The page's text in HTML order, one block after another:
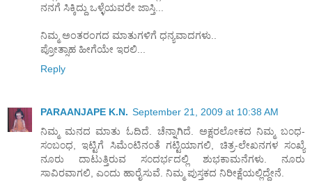
ನನಗೆ ಸಿಕ್ಕಿದ್ದು ಒಳ್ಳೆಯವರೇ ಜಾಸ್ತಿ...
ನಿಮ್ಮ ಅಂತರಂಗದ ಮಾತುಗಳಿಗೆ ಧನ್ಯವಾದಗಳು..
ಪ್ರೋತ್ಸಾಹ ಹೀಗೆಯೇ ಇರಲಿ...
Reply
PARAANJAPE K.N. September 21, 2009 at 10:38 AM
ನಿಮ್ಮ ಮನದ ಮಾತು ಓದಿದೆ. ಚೆನ್ನಾಗಿದೆ. ಅಕ್ಷರಲೋಕದ ನಿಮ್ಮ ಬ೦ಧ-
ಸ೦ಬ೦ಧ, ಇಟ್ಟಿಗೆ ಸಿಮೆ೦ಟಿನ೦ತೆ ಗಟ್ಟಿಯಾಗಲಿ, ಚಿತ್ರ-ಲೇಖನಗಳ ಸ೦ಖ್ಯೆ
ನೂರು ದಾಟುತ್ತಿರುವ ಸ೦ದರ್ಭದಲ್ಲಿ ಶುಭಕಾಮನೆಗಳು. ನೂರು
ಸಾವಿರವಾಗಲಿ, ಎ೦ದು ಹಾರೈಸುವೆ. ನಿಮ್ಮ ಪುಸ್ತಕದ ನಿರೀಕ್ಷೆಯಲ್ಲಿದ್ದೇನೆ.